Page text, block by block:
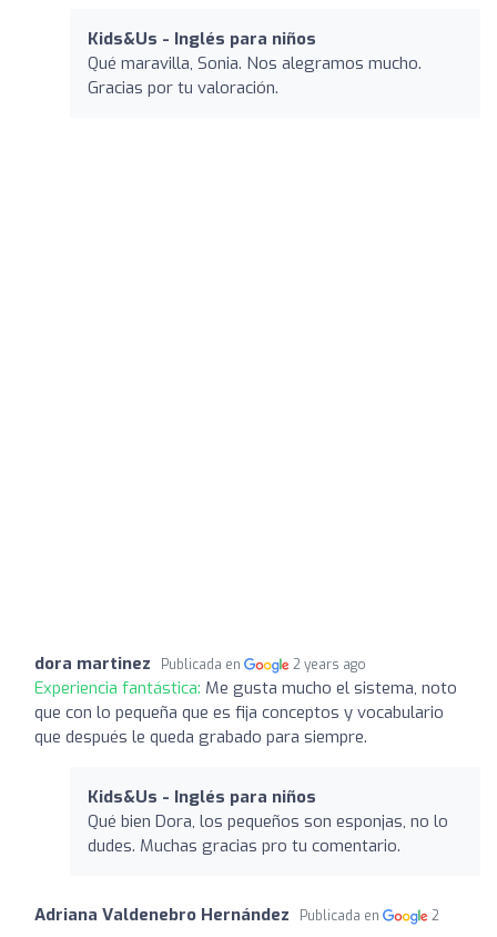
Kids&Us - Inglés para niños
Qué maravilla, Sonia. Nos alegramos mucho.
Gracias por tu valoración.
dora martinez Publicada en 2 years ago
Experiencia fantástica: Me gusta mucho el sistema, noto
que con lo pequeña que es fija conceptos y vocabulario
que después le queda grabado para siempre.
Kids&Us - Inglés para niños
Qué bien Dora, los pequeños son esponjas, no lo
dudes. Muchas gracias pro tu comentario.
Adriana Valdenebro Hernández Publicada en
2